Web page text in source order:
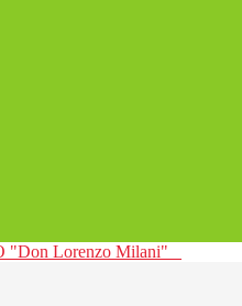
"Don Lorenzo Milani"